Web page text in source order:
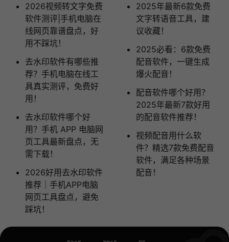
2026视频转文字免费
软件测评|手机电脑在
线网页靠谱盘点，好
用不踩坑！
去水印软件有哪些推
荐？手机电脑在线工
具真实测评，免费好
用！
去水印软件哪个好
用？手机 APP 电脑网
页工具最新盘点，无
需下载！
2026好用去水印软件
推荐｜手机APP电脑
网页工具盘点，避免
踩坑！
2025年最新6款免费
文字转语音工具，建
议收藏！
2025必看：6款免费
配音软件，一键生成
爆火配音！
配音软件哪个好用？
2025年最新7款好用
的配音软件推荐！
视频配音用什么软
件？精选7款免费配音
软件，满足各种场景
配音！